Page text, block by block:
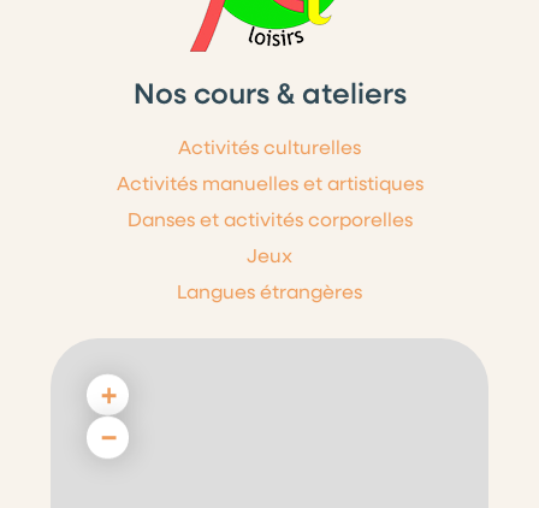
Nos cours & ateliers
Activités culturelles
Activités manuelles et artistiques
Danses et activités corporelles
Jeux
Langues étrangères
+
−